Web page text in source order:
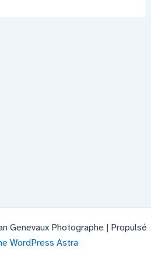
Genevaux Photographe | Propulsé
WordPress Astra